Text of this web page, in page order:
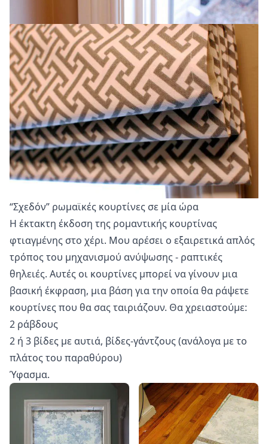
“Σχεδόν” ρωμαϊκές κουρτίνες σε μία ώρα
Η έκτακτη έκδοση της ρομαντικής κουρτίνας
φτιαγμένης στο χέρι. Μου αρέσει ο εξαιρετικά απλός
τρόπος του μηχανισμού ανύψωσης - ραπτικές
θηλειές. Αυτές οι κουρτίνες μπορεί να γίνουν μια
βασική έκφραση, μια βάση για την οποία θα ράψετε
κουρτίνες που θα σας ταιριάζουν. Θα χρειαστούμε:
2 ράβδους
2 ή 3 βίδες με αυτιά, βίδες-γάντζους (ανάλογα με το
πλάτος του παραθύρου)
Ύφασμα.